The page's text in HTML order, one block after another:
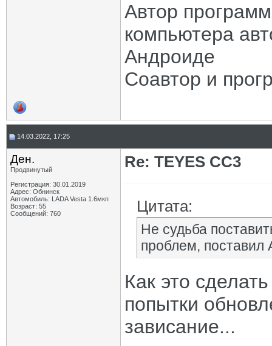
Автор
компьютера
Андроиде
Соавтор и
14.03.2022, 17:25
Ден.
Продвинутый
Регистрация: 30.01.2019
Адрес: Обнинск
Автомобиль: LADA Vesta 1.6мкп
Возраст: 55
Сообщений: 760
Re: TEYES CC3
Цитата:
Не судьба
проблем, поставил
Как это
попытки
зависание...